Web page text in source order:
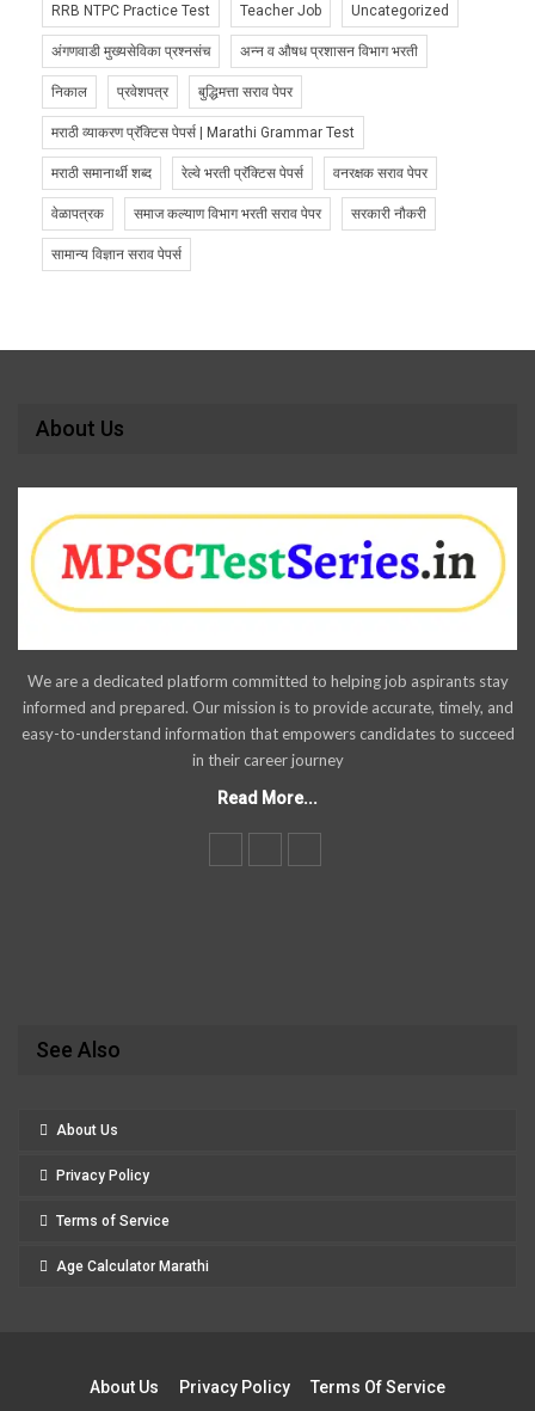
RRB NTPC Practice Test Teacher Job Uncategorized
अंगणवाडी मुख्यसेविका प्रश्नसंच अन्न व औषध प्रशासन विभाग भरती
निकाल प्रवेशपत्र बुद्धिमत्ता सराव पेपर
मराठी व्याकरण प्रॅक्टिस पेपर्स | Marathi Grammar Test
मराठी समानार्थी शब्द रेल्वे भरती प्रॅक्टिस पेपर्स वनरक्षक सराव पेपर
वेळापत्रक समाज कल्याण विभाग भरती सराव पेपर सरकारी नौकरी
सामान्य विज्ञान सराव पेपर्स
About Us
We are a dedicated platform committed to helping job aspirants stay
informed and prepared. Our mission is to provide accurate, timely, and
easy-to-understand information that empowers candidates to succeed
in their career journey
Read More...
See Also
About Us
Privacy Policy
Terms of Service
Age Calculator Marathi
About Us Privacy Policy Terms Of Service